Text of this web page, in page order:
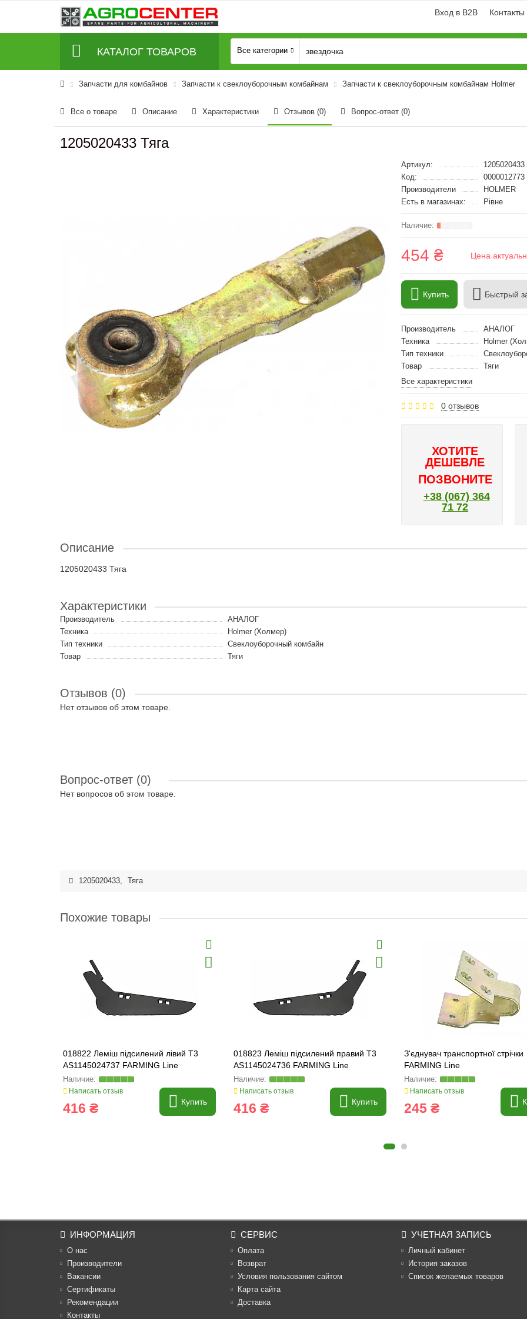
Вход в B2B Контакты
КАТАЛОГ ТОВАРОВ Все категории
Запчасти для комбайнов Запчасти к свеклоуборочным комбайнам Запчасти к свеклоуборочным комбайнам Holmer
Все о товаре Описание Характеристики Отзывов (0) Вопрос-ответ (0)
1205020433 Тяга
Артикул:
1205020433
Код:
0000012773
Производители
HOLMER
Есть в магазинах:
Рівне
454 ₴ Цена
Купить Быстрый
Производитель
АНАЛОГ
Техника
Holmer
Тип техники
Товар
Тяги
Все характеристики
0 отзывов
ХОТИТЕ
ДЕШЕВЛЕ
ПОЗВОНИТЕ
+38 (067) 364
71 72
Описание
1205020433 Тяга
Характеристики
Производитель
АНАЛОГ
Техника
Holmer (Холмер)
Тип техники
Свеклоуборочный комбайн
Товар
Тяги
Отзывов (0)
Нет отзывов об этом товаре.
Вопрос-ответ (0)
Нет вопросов об этом товаре.
1205020433, Тяга
Похожие товары
018822 Леміш підсилений лівий T3
AS1145024737 FARMING Line
Написать отзыв
416 ₴ Купить
018823 Леміш підсилений правий T3
AS1145024736 FARMING Line
Написать отзыв
416 ₴ Купить
З'єднувач транспортної стрічки
FARMING Line
Написать отзыв
245 ₴
ИНФОРМАЦИЯ
О нас
Производители
Вакансии
Cертификаты
Рекомендации
Контакты
СЕРВИС
Оплата
Возврат
Условия пользования сайтом
Карта сайта
Доставка
УЧЕТНАЯ ЗАПИСЬ
Личный кабинет
История заказов
Список желаемых товаров